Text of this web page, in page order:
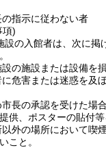
指示に従わない者
項)
設の入館者は、次に掲
の施設または設備を
危害または迷惑を及
長の承認を受けた場
供、ポスターの貼付等
外の場所において喫
こと。